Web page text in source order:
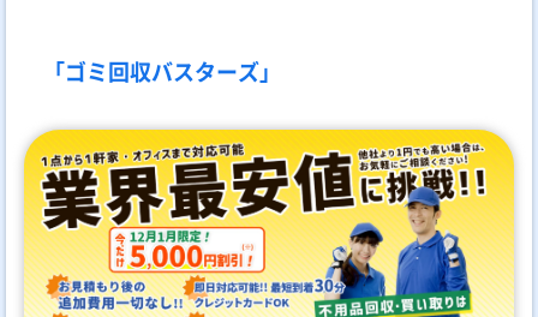
「ゴミ回収バスターズ」